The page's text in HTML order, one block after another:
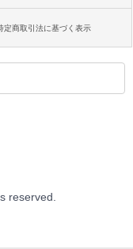
定商取引法に基づく表示
reserved.